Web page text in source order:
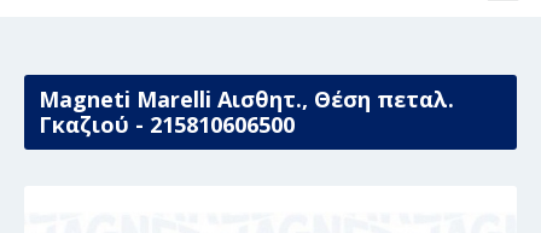
Magneti Marelli Αισθητ., Θέση πεταλ.
Γκαζιού - 215810606500